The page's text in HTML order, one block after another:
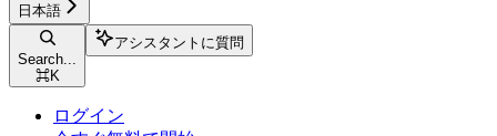
日本語
Search...
⌘K
アシスタントに質問
ログイン